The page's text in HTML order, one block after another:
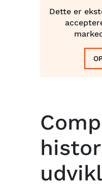
Dette er